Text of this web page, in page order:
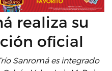
realiza su
oficial
Sanromá es integrado